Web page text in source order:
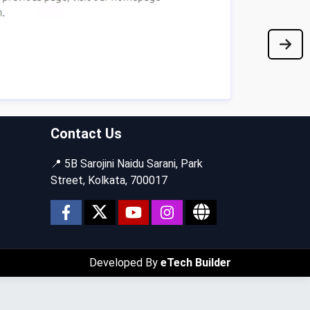
Contact Us
📍 5B Sarojini Naidu Sarani, Park
Street, Kolkata, 700017
Developed By eTech Builder